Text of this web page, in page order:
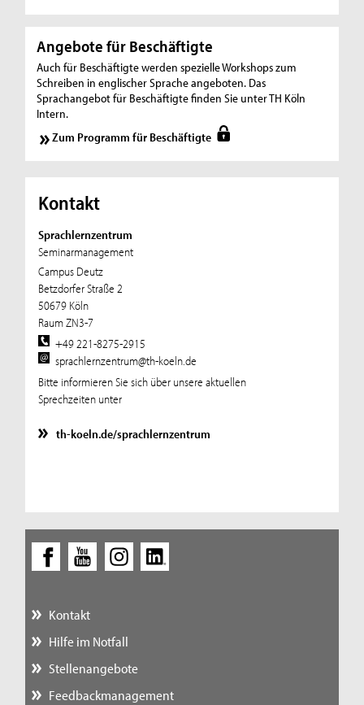
Angebote für Beschäftigte
Auch für Beschäftigte werden spezielle Workshops zum
Schreiben in englischer Sprache angeboten. Das
Sprachangebot für Beschäftigte finden Sie unter TH Köln
Intern.
Zum Programm für Beschäftigte
Kontakt
Sprachlernzentrum
Seminarmanagement
Campus Deutz
Betzdorfer Straße 2
50679 Köln
Raum ZN3-7
+49 221-8275-2915
sprachlernzentrum@th-koeln.de
Bitte informieren Sie sich über unsere aktuellen
Sprechzeiten unter
th-koeln.de/sprachlernzentrum
Kontakt
Hilfe im Notfall
Stellenangebote
Feedbackmanagement